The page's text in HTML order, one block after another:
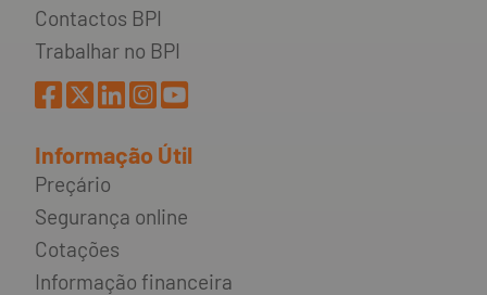
Contactos BPI
Trabalhar no BPI
Informação Útil
Preçário
Segurança online
Cotações
Informação financeira